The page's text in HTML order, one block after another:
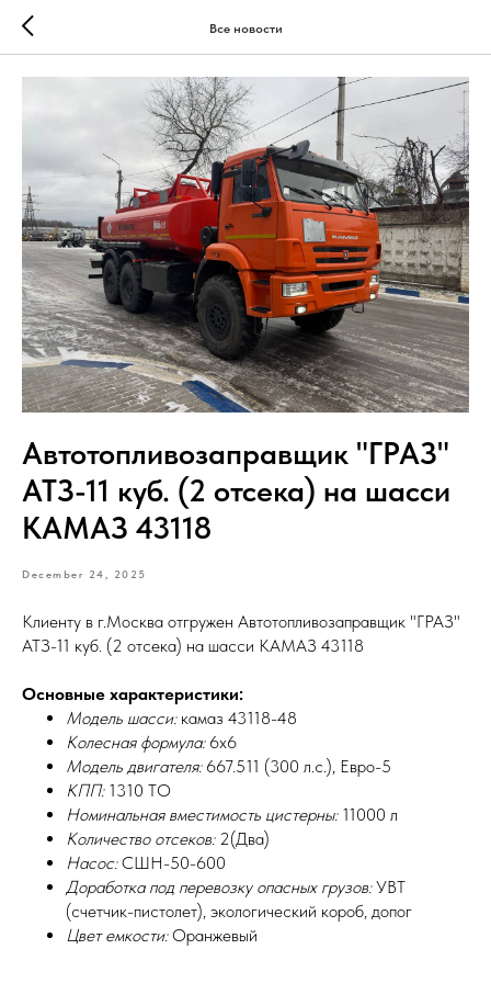
Все новости
Автотопливозаправщик "ГРАЗ"
АТЗ-11 куб. (2 отсека) на шасси
КАМАЗ 43118
December 24, 2025
Клиенту в г.Москва отгружен Автотопливозаправщик "ГРАЗ"
АТЗ-11 куб. (2 отсека) на шасси КАМАЗ 43118
Основные характеристики:
Модель шасси:камаз 43118-48
Колесная формула:6х6
Модель двигателя:667.511 (300 л.с.), Евро-5
КПП: 1310 ТО
Номинальная вместимость цистерны:11000 л
Количество отсеков:2(Два)
Насос:СШН-50-600
Доработка под перевозку опасных грузов:УВТ
(счетчик-пистолет), экологический короб, допог
Цвет емкости:Оранжевый